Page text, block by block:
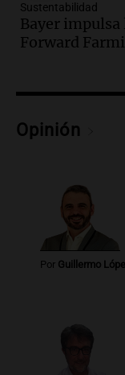
Una mañana
Episodios
Audio.
conviene
Episodios
Una
Audio.
contra el
Audio.
de julio
Sustentabilidad
Bayer
Forward
Opinión
Por Guillermo